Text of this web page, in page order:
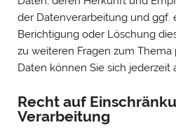
der Datenverarbeitung und ggf.
Berichtigung oder Löschung
zu weiteren Fragen zum
Daten können Sie sich jederzeit
Recht auf
Verarbeitung